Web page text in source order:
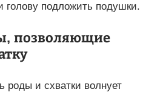
голову подложить подушки.
позволяющие
роды и схватки волнует